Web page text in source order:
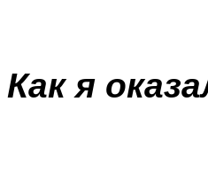
Как я